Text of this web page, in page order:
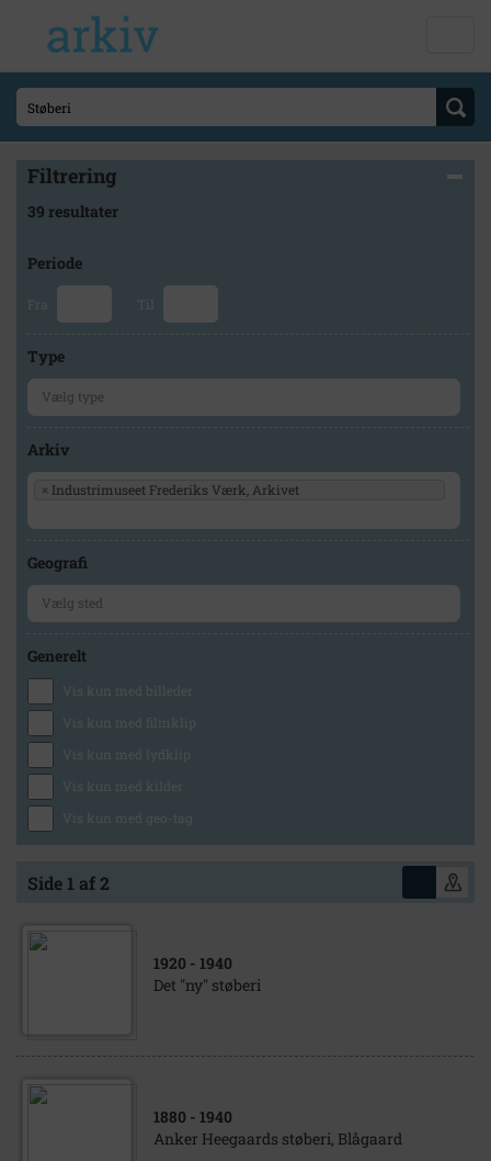
Filtrering
39 resultater
Periode
Fra Til
Type
Arkiv
× Industrimuseet Frederiks Værk, Arkivet
Geografi
Generelt
Vis kun med billeder
Vis kun med filmklip
Vis kun med lydklip
Vis kun med kilder
Vis kun med geo-tag
Side 1 af 2
1920 - 1940
Det "ny" støberi
1880 - 1940
Anker Heegaards støberi, Blågaard